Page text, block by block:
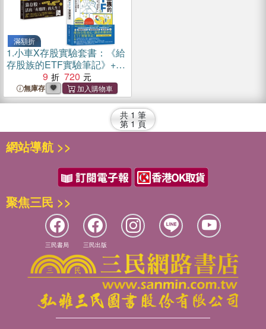
滿額折
1.小車X存股實驗套書：《給
存股族的ETF實驗筆記》+
《給存股新手的財富翻滾筆
記》（共二冊）
9 720
無庫存
共 1 筆
第 1 頁
網站導航 >>
聚焦三民 >>
三民書局 三民出版